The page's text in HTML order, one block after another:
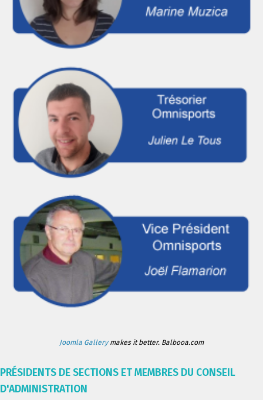
Joomla Gallerymakes it better. Balbooa.com
PRÉSIDENTS DE SECTIONS ET MEMBRES DU CONSEIL
D'ADMINISTRATION